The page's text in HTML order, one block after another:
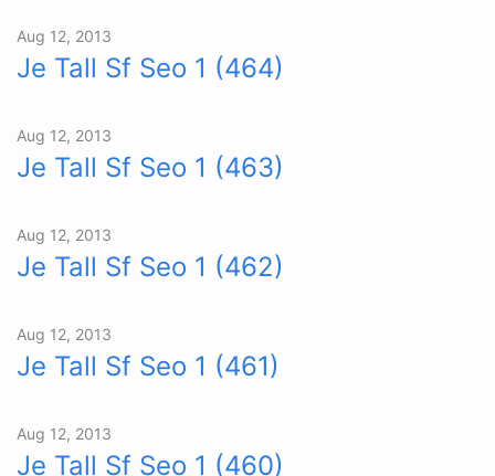
Aug 12, 2013
Je Tall Sf Seo 1 (464)
Aug 12, 2013
Je Tall Sf Seo 1 (463)
Aug 12, 2013
Je Tall Sf Seo 1 (462)
Aug 12, 2013
Je Tall Sf Seo 1 (461)
Aug 12, 2013
Je Tall Sf Seo 1 (460)